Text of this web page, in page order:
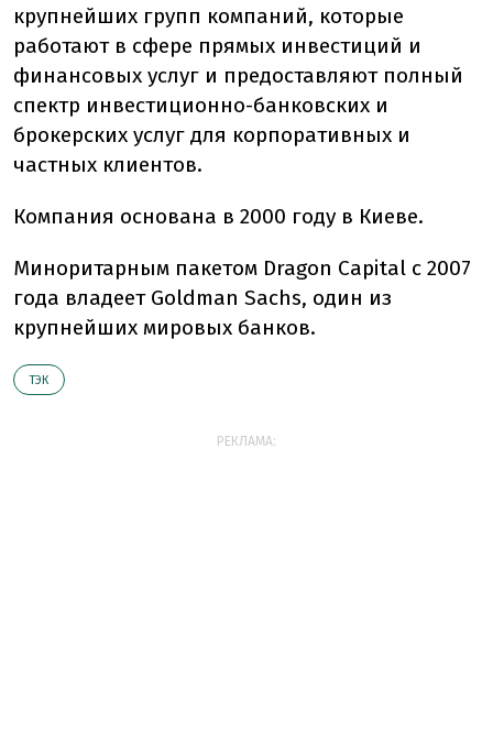
крупнейших групп компаний, которые
работают в сфере прямых инвестиций и
финансовых услуг и предоставляют полный
спектр инвестиционно-банковских и
брокерских услуг для корпоративных и
частных клиентов.
Компания основана в 2000 году в Киеве.
Миноритарным пакетом Dragon Capital с 2007
года владеет Goldman Sachs, один из
крупнейших мировых банков.
ТЭК
РЕКЛАМА: